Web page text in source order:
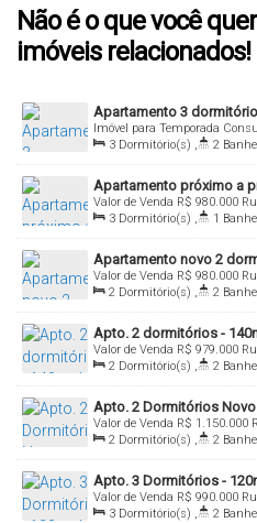
Não é o que você
imóveis relacionados!
Apartamento 3
Imóvel para Temporada
Bombinhas, Santa Catarina,
3 Dormitório(s) , 2
Vaga(s) , Útil: 94.00m²
Apartamento próximo a
R$ 980.000
Valor de Venda
Bombinhas, Santa Catarina,
3 Dormitório(s) , 1
Vaga(s) , Útil: 94.00m²
Apartamento novo 2
R$ 980.000
Valor de Venda
Bombinhas, Santa Catarina,
2 Dormitório(s) , 2
Vaga(s) , Útil: 84.00m²
Apto. 2 dormitórios -
R$ 979.000
Valor de Venda
Bombinhas, Santa Catarina,
2 Dormitório(s) , 2
Total: 130.00m² , 1 Vaga(s)
Apto. 2 Dormitórios
R$ 1.150.000
Valor de Venda
Bombinhas, Santa Catarina,
2 Dormitório(s) , 2
Total: 95.00m² , 1 Vaga(s) ,
Apto. 3 Dormitórios -
R$ 990.000
Valor de Venda
Bombinhas, Santa Catarina,
3 Dormitório(s) , 2